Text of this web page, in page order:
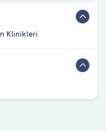
Klinikleri